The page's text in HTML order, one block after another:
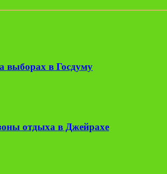
выборах в Госдуму
отдыха в Джейрахе